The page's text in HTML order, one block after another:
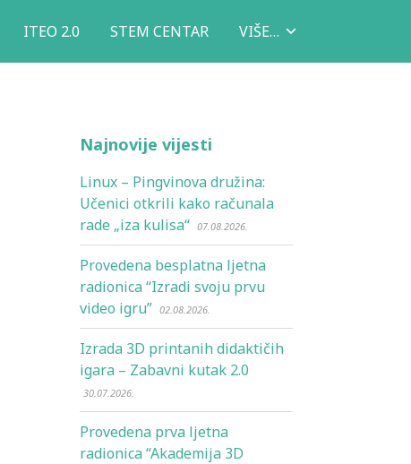
ITEO 2.0 STEM CENTAR VIŠE…
Najnovije vijesti
Linux – Pingvinova družina:
Učenici otkrili kako računala
rade „iza kulisa“ 07.08.2026.
Provedena besplatna ljetna
radionica “Izradi svoju prvu
video igru” 02.08.2026.
Izrada 3D printanih didaktičih
igara – Zabavni kutak 2.0
30.07.2026.
Provedena prva ljetna
radionica “Akademija 3D